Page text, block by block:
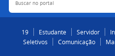
19
Estudante Servidor
Seletivos
Comunicação